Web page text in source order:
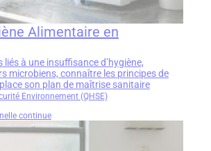
Alimentaire en
à une insuffisance d’hygiène,
microbiens, connaître les principes de
place son plan de maîtrise sanitaire
Environnement (QHSE)
continue